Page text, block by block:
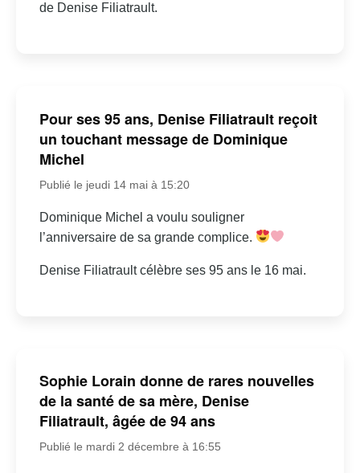
de Denise Filiatrault.
Pour ses 95 ans, Denise Filiatrault reçoit
un touchant message de Dominique
Michel
Publié le jeudi 14 mai à 15:20
Dominique Michel a voulu souligner
l’anniversaire de sa grande complice.
Denise Filiatrault célèbre ses 95 ans le 16 mai.
Sophie Lorain donne de rares nouvelles
de la santé de sa mère, Denise
Filiatrault, âgée de 94 ans
Publié le mardi 2 décembre à 16:55